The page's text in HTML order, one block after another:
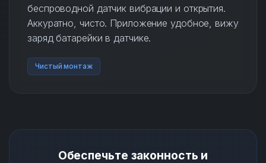
беспроводной датчик вибрации и открытия.
Аккуратно, чисто. Приложение удобное, вижу
заряд батарейки в датчике.
Чистый монтаж
Обеспечьте законность и